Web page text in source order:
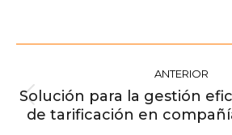
entre
publicaciones
ANTERIOR
anterior:
Solución para la gestión
de tarificación en